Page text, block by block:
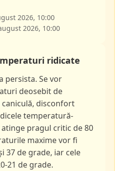
2026, 10:00
2026, 10:00
ridicate
persista. Se vor
deosebit de
disconfort
temperatură-
atinge pragul critic de 80
maxime vor fi
37 de grade, iar cele
21 de grade.